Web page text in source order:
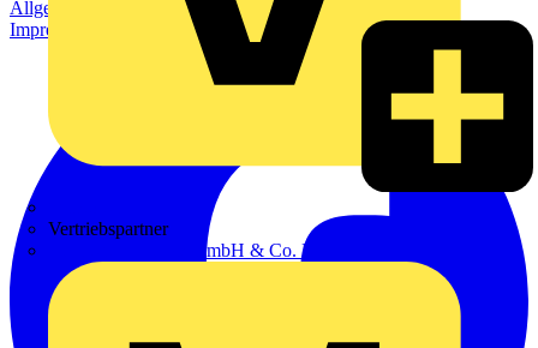
Vertriebspartner
Adalbert Zajadacz GmbH & Co. KG
Allgemeine Geschäftsbedingungen
Datenschutzerklärung
Impressum